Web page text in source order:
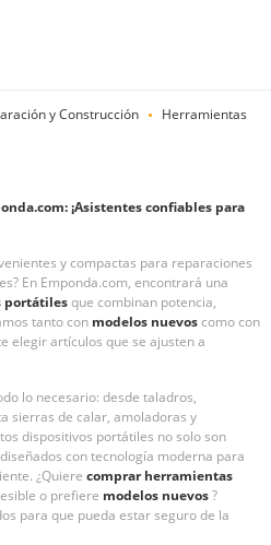
y Construcción Herramientas
¡Asistentes confiables para
y compactas para reparaciones
En Emponda.com, encontrará una
portátilesque combinan potencia,
tanto con modelos nuevoscomo con
elegir artículos que se ajusten a
lo necesario: desde taladros,
sierras de calar, amoladoras y
dispositivos portátiles no solo son
con tecnología moderna para
¿Quiere comprar herramientas
o prefiere modelos nuevos?
para que pueda estar seguro de la